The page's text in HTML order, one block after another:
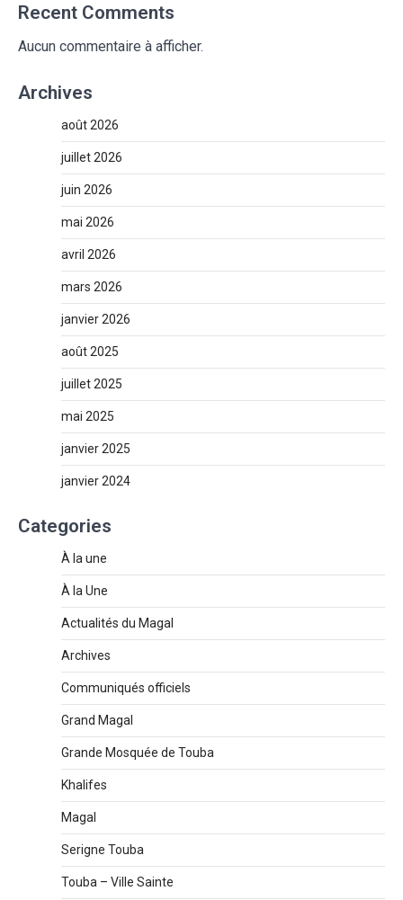
Recent Comments
Aucun commentaire à afficher.
Archives
août 2026
juillet 2026
juin 2026
mai 2026
avril 2026
mars 2026
janvier 2026
août 2025
juillet 2025
mai 2025
janvier 2025
janvier 2024
Categories
À la une
À la Une
Actualités du Magal
Archives
Communiqués officiels
Grand Magal
Grande Mosquée de Touba
Khalifes
Magal
Serigne Touba
Touba – Ville Sainte